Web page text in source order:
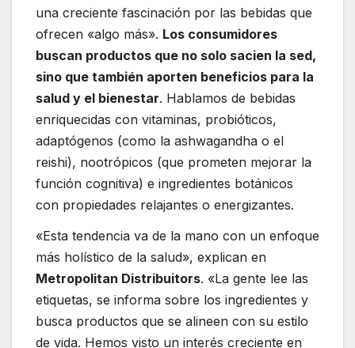
una creciente fascinación por las bebidas que
ofrecen «algo más». Los consumidores
buscan productos que no solo sacien la sed,
sino que también aporten beneficios para la
salud y el bienestar. Hablamos de bebidas
enriquecidas con vitaminas, probióticos,
adaptógenos (como la ashwagandha o el
reishi), nootrópicos (que prometen mejorar la
función cognitiva) e ingredientes botánicos
con propiedades relajantes o energizantes.
«Esta tendencia va de la mano con un enfoque
más holístico de la salud», explican en
Metropolitan Distribuitors. «La gente lee las
etiquetas, se informa sobre los ingredientes y
busca productos que se alineen con su estilo
de vida. Hemos visto un interés creciente en